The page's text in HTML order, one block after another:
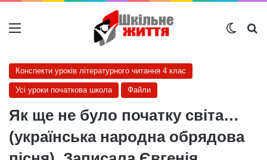
Меню
Конспекти уроків літературного читання 4 клас
Усі уроки початкова школа Файли
Як ще не було початку світа…
(українська народна обрядова